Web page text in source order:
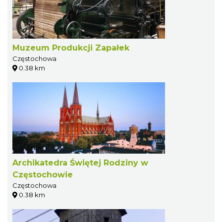
Muzeum Produkcji Zapałek
Częstochowa
0.38 km
Archikatedra Świętej Rodziny w
Częstochowie
Częstochowa
0.38 km